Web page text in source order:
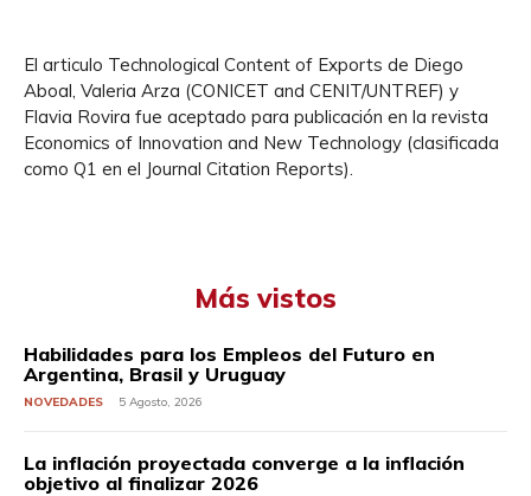
El articulo Technological Content of Exports de Diego
Aboal, Valeria Arza (CONICET and CENIT/UNTREF) y
Flavia Rovira fue aceptado para publicación en la revista
Economics of Innovation and New Technology (clasificada
como Q1 en el Journal Citation Reports).
Más vistos
Habilidades para los Empleos del Futuro en
Argentina, Brasil y Uruguay
NOVEDADES 5 Agosto, 2026
La inflación proyectada converge a la inflación
objetivo al finalizar 2026